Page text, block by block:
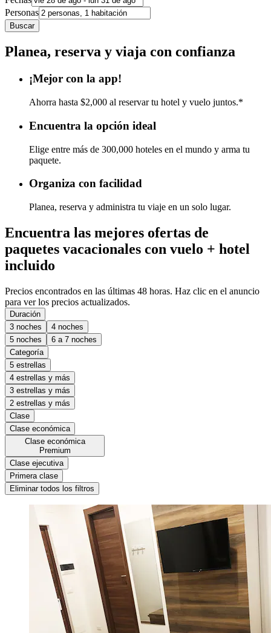
Personas
Buscar
Planea, reserva y viaja con confianza
¡Mejor con la app!
Ahorra hasta $2,000 al reservar tu hotel y vuelo juntos.*
Encuentra la opción ideal
Elige entre más de 300,000 hoteles en el mundo y arma tu
paquete.
Organiza con facilidad
Planea, reserva y administra tu viaje en un solo lugar.
Encuentra las mejores ofertas de
paquetes vacacionales con vuelo + hotel
incluido
Precios encontrados en las últimas 48 horas. Haz clic en el anuncio
para ver los precios actualizados.
Duración
3 noches
4 noches
5 noches
6 a 7 noches
Categoría
5 estrellas
4 estrellas y más
3 estrellas y más
2 estrellas y más
Clase
Clase económica
Clase económica
Premium
Clase ejecutiva
Primera clase
Eliminar todos los filtros